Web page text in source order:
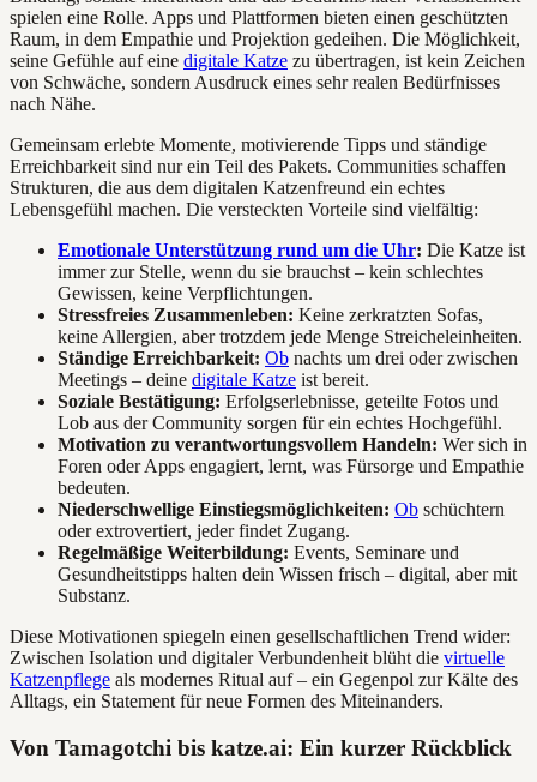
spielen eine Rolle. Apps und Plattformen bieten einen geschützten
Raum, in dem Empathie und Projektion gedeihen. Die Möglichkeit,
seine Gefühle auf eine digitale Katze zu übertragen, ist kein Zeichen
von Schwäche, sondern Ausdruck eines sehr realen Bedürfnisses
nach Nähe.
Gemeinsam erlebte Momente, motivierende Tipps und ständige
Erreichbarkeit sind nur ein Teil des Pakets. Communities schaffen
Strukturen, die aus dem digitalen Katzenfreund ein echtes
Lebensgefühl machen. Die versteckten Vorteile sind vielfältig:
Emotionale Unterstützung rund um die Uhr: Die Katze ist
immer zur Stelle, wenn du sie brauchst – kein schlechtes
Gewissen, keine Verpflichtungen.
Stressfreies Zusammenleben: Keine zerkratzten Sofas,
keine Allergien, aber trotzdem jede Menge Streicheleinheiten.
Ständige Erreichbarkeit: Ob nachts um drei oder zwischen
Meetings – deine digitale Katze ist bereit.
Soziale Bestätigung: Erfolgserlebnisse, geteilte Fotos und
Lob aus der Community sorgen für ein echtes Hochgefühl.
Motivation zu verantwortungsvollem Handeln: Wer sich in
Foren oder Apps engagiert, lernt, was Fürsorge und Empathie
bedeuten.
Niederschwellige Einstiegsmöglichkeiten: Ob schüchtern
oder extrovertiert, jeder findet Zugang.
Regelmäßige Weiterbildung: Events, Seminare und
Gesundheitstipps halten dein Wissen frisch – digital, aber mit
Substanz.
Diese Motivationen spiegeln einen gesellschaftlichen Trend wider:
Zwischen Isolation und digitaler Verbundenheit blüht die virtuelle
Katzenpflege als modernes Ritual auf – ein Gegenpol zur Kälte des
Alltags, ein Statement für neue Formen des Miteinanders.
Von Tamagotchi bis katze.ai: Ein kurzer Rückblick